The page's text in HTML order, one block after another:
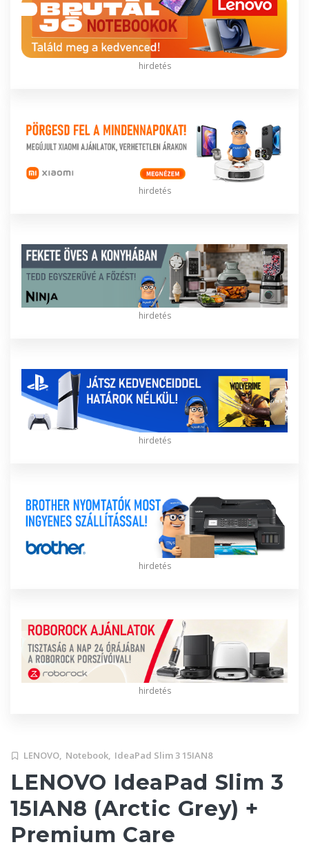
hirdetés
hirdetés
hirdetés
hirdetés
hirdetés
hirdetés
LENOVO, Notebook, IdeaPad Slim 3 15IAN8
LENOVO IdeaPad Slim 3
15IAN8 (Arctic Grey) +
Premium Care